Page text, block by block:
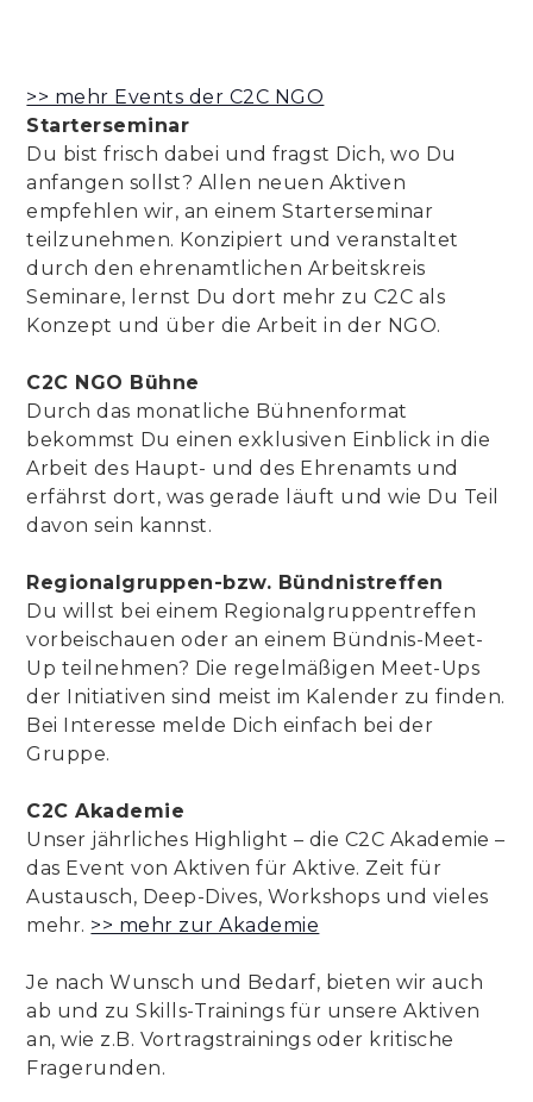
>> mehr Events der C2C NGO
Starterseminar
Du bist frisch dabei und fragst Dich, wo Du
anfangen sollst? Allen neuen Aktiven
empfehlen wir, an einem Starterseminar
teilzunehmen. Konzipiert und veranstaltet
durch den ehrenamtlichen Arbeitskreis
Seminare, lernst Du dort mehr zu C2C als
Konzept und über die Arbeit in der NGO.
C2C NGO Bühne
Durch das monatliche Bühnenformat
bekommst Du einen exklusiven Einblick in die
Arbeit des Haupt- und des Ehrenamts und
erfährst dort, was gerade läuft und wie Du Teil
davon sein kannst.
Regionalgruppen-bzw. Bündnistreffen
Du willst bei einem Regionalgruppentreffen
vorbeischauen oder an einem Bündnis-Meet-
Up teilnehmen? Die regelmäßigen Meet-Ups
der Initiativen sind meist im Kalender zu finden.
Bei Interesse melde Dich einfach bei der
Gruppe.
C2C Akademie
Unser jährliches Highlight – die C2C Akademie –
das Event von Aktiven für Aktive. Zeit für
Austausch, Deep-Dives, Workshops und vieles
mehr. >> mehr zur Akademie
Je nach Wunsch und Bedarf, bieten wir auch
ab und zu Skills-Trainings für unsere Aktiven
an, wie z.B. Vortragstrainings oder kritische
Fragerunden.